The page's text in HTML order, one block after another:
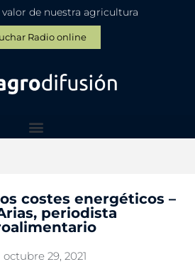
valor de nuestra agricultura
Radio online
costes energéticos –
periodista
octubre 29, 2021